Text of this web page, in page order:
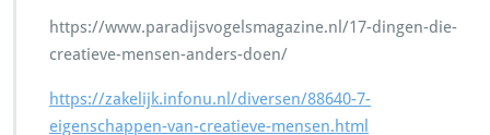
https://www.paradijsvogelsmagazine.nl/17-dingen-die-
creatieve-mensen-anders-doen/
https://zakelijk.infonu.nl/diversen/88640-7-
eigenschappen-van-creatieve-mensen.html